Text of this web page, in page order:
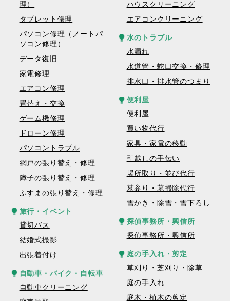
理）
タブレット修理
パソコン修理（ノートパ
ソコン修理）
データ復旧
家電修理
エアコン修理
畳替え・交換
ゲーム機修理
ドローン修理
パソコントラブル
網戸の張り替え・修理
障子の張り替え・修理
ふすまの張り替え・修理
旅行・イベント
貸切バス
結婚式撮影
出張着付け
自動車・バイク・自転車
自動車クリーニング
ハウスクリーニング
エアコンクリーニング
水のトラブル
水漏れ
水道管・蛇口交換・修理
排水口・排水管のつまり
便利屋
便利屋
買い物代行
家具・家電の移動
引越しの手伝い
場所取り・並び代行
墓参り・墓掃除代行
雪かき・除雪・雪下ろし
探偵事務所・興信所
探偵事務所・興信所
庭の手入れ・剪定
草刈り・芝刈り・除草
庭の手入れ
庭木・植木の剪定